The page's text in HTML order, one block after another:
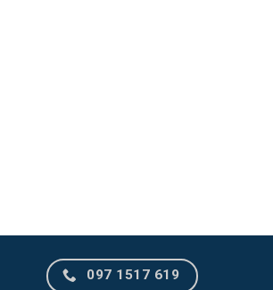
097 1517 619